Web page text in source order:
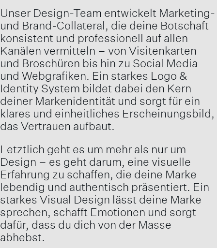
Unser Design-Team entwickelt Marketing-
und Brand-Collateral, die deine Botschaft
konsistent und professionell auf allen
Kanälen vermitteln – von Visitenkarten
und Broschüren bis hin zu Social Media
und Webgrafiken. Ein starkes Logo &
Identity System bildet dabei den Kern
deiner Markenidentität und sorgt für ein
klares und einheitliches Erscheinungsbild,
das Vertrauen aufbaut.
Letztlich geht es um mehr als nur um
Design – es geht darum, eine visuelle
Erfahrung zu schaffen, die deine Marke
lebendig und authentisch präsentiert. Ein
starkes Visual Design lässt deine Marke
sprechen, schafft Emotionen und sorgt
dafür, dass du dich von der Masse
abhebst.